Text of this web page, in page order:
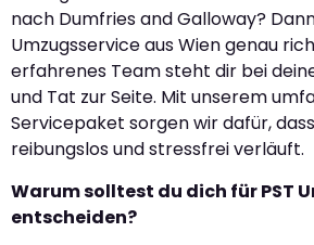
nach Dumfries and Galloway?
Umzugsservice aus Wien genau
erfahrenes Team steht dir bei
und Tat zur Seite. Mit unserem
Servicepaket sorgen wir dafür,
reibungslos und stressfrei verläuft.
Warum solltest du dich für PST
entscheiden?